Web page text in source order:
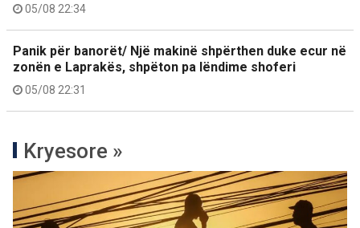
05/08 22:34
Panik për banorët/ Një makinë shpërthen duke ecur në
zonën e Laprakës, shpëton pa lëndime shoferi
05/08 22:31
Kryesore »